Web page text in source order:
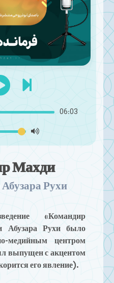
06:03
Махди
Рухи
«Командир
Абузара Рухи было
медийным центром
выпущен с акцентом
его явление).